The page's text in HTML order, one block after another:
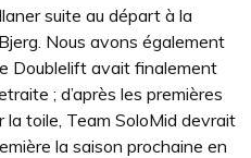
suite au départ à la
Nous avons également
Doublelift avait finalement
; d’après les premières
la toile, Team SoloMid devrait
la saison prochaine en